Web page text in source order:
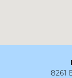
8261